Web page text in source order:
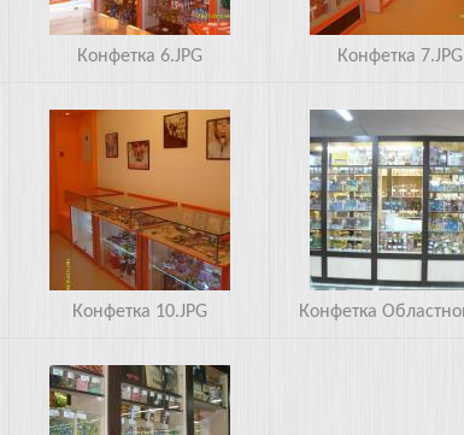
Конфетка 6.JPG Конфетка 7.JPG
Конфетка 10.JPG
Областной рынок
Конфетка
Областной рынок 4.JPG